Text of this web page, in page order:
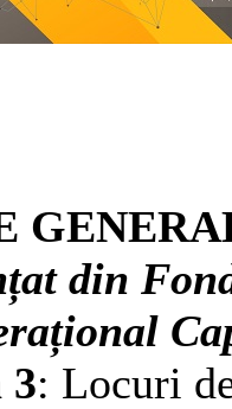
din
3: Locuri